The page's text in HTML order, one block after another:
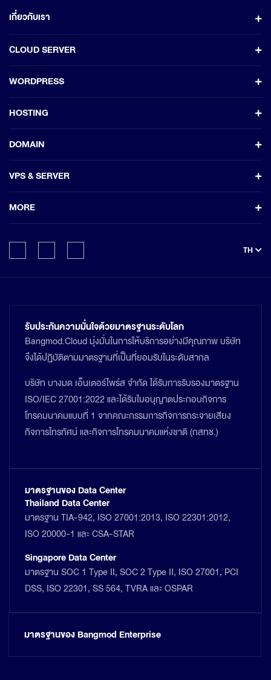
เกี่ยวกับเรา
CLOUD SERVER
WORDPRESS
HOSTING
DOMAIN
VPS & SERVER
MORE
TH
รับประกันความมั่นใจด้วยมาตรฐานระดับโลก
Bangmod.Cloud มุ่งมั่นในการให้บริการอย่างมีคุณภาพ บริษัท
จึงได้ปฏิบัติตามมาตรฐานที่เป็นที่ยอมรับในระดับสากล
บริษัท บางมด เอ็นเตอร์ไพร์ส จำกัด ได้รับการรับรองมาตรฐาน
ISO/IEC 27001:2022 และได้รับใบอนุญาตประกอบกิจการ
โทรคมนาคมแบบที่ 1 จากคณะกรรมการกิจการกระจายเสียง
กิจการโทรทัศน์ และกิจการโทรคมนาคมแห่งชาติ (กสทช.)
มาตรฐานของ Data Center
Thailand Data Center
มาตรฐาน TIA-942, ISO 27001:2013, ISO 22301:2012,
ISO 20000-1 และ CSA-STAR
Singapore Data Center
มาตรฐาน SOC 1 Type II, SOC 2 Type II, ISO 27001, PCI
DSS, ISO 22301, SS 564, TVRA และ OSPAR
มาตรฐานของ Bangmod Enterprise